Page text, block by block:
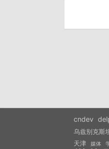
cndev
乌兹别克斯
天津 媒体